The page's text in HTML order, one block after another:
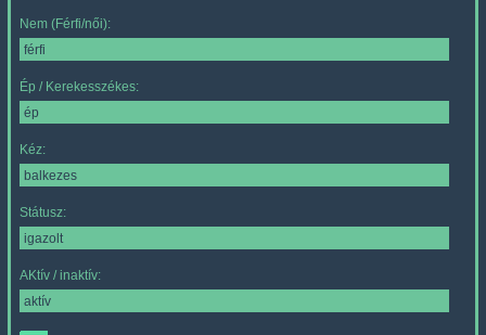
Nem (Férfi/női):
Ép / Kerekesszékes:
Kéz:
Státusz:
AKtív / inaktív: